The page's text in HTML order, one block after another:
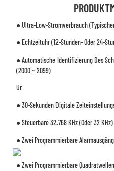
● Ultra-Low-Stromverbrauch
● Echtzeituhr (12-Stunden- Oder 24-
● Automatische Identifizierung Des
(2000 ~ 2099)
Ur
● 30-Sekunden Digitale
● Steuerbare 32.768 KHz (oder 32
● Zwei Programmierbare
● Zwei Programmierbare